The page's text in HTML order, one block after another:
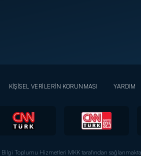
KİŞİSEL VERİLERİN KORUNMASI YARDIM
Bilgi Toplumu Hizmetleri MKK tarafından